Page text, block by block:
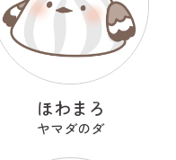
ほわまろ
ヤマダのダ